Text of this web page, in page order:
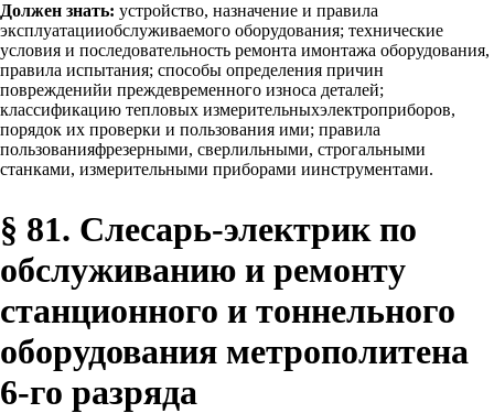
Должен знать: устройство, назначение и правила
эксплуатацииобслуживаемого оборудования; технические
условия и последовательность ремонта имонтажа оборудования,
правила испытания; способы определения причин
поврежденийи преждевременного износа деталей;
классификацию тепловых измерительныхэлектроприборов,
порядок их проверки и пользования ими; правила
пользованияфрезерными, сверлильными, строгальными
станками, измерительными приборами иинструментами.
§ 81. Слесарь-электрик по
обслуживанию и ремонту
станционного и тоннельного
оборудования метрополитена
6-го разряда